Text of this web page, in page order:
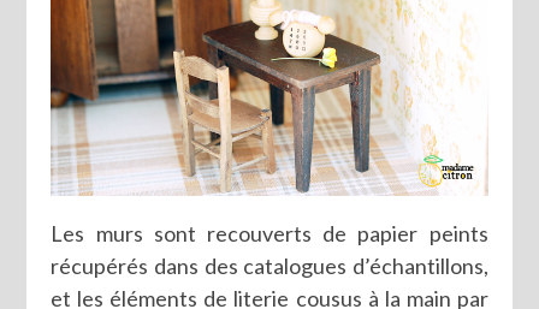
Les murs sont recouverts de papier peints
récupérés dans des catalogues d’échantillons,
et les éléments de literie cousus à la main par